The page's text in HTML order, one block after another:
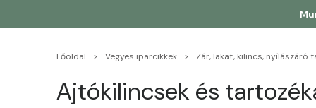
Főoldal Vegyes iparcikkek Zár, lakat, kilincs, nyílászáró
Ajtókilincsek és